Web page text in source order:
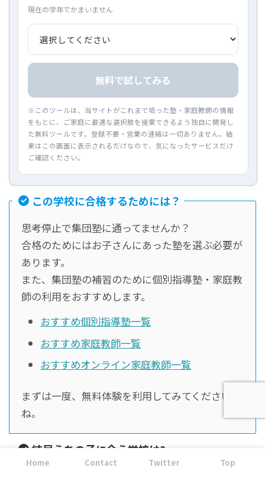
現在の学年でかまいません
無料で試してみる
※このツールは、当サイトがこれまで培った塾・家庭教師の情報
をもとに、ご家庭に最適な選択肢を提案できるよう独自に開発し
た無料ツールです。登録不要・営業の連絡は一切ありません。結
果はこの画面に表示されるだけなので、気になったサービスだけ
ご確認ください。
この学校に合格するためには？
思考停止で集団塾に通ってませんか？
合格のためにはお子さんにあった塾を選ぶ必要が
あります。
また、集団塾の補習のために個別指導塾・家庭教
師の利用をおすすめします。
おすすめ個別指導塾一覧
おすすめ家庭教師一覧
おすすめオンライン家庭教師一覧
まずは一度、無料体験を利用してみてください
ね。
結局うちの子に合う学校は?
Home Contact Twitter Top